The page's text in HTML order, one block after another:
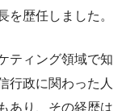
を歴任しました。
ティング領域で知
行政に関わった人
あり、その経歴は